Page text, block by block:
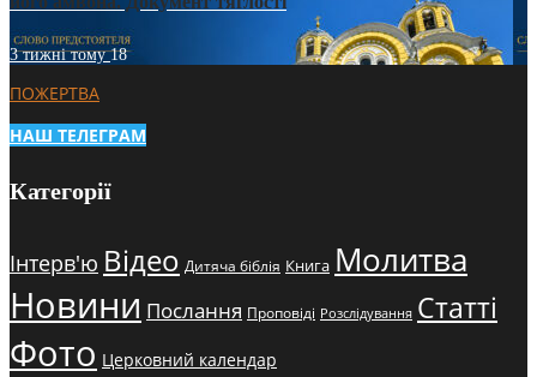
3 тижні тому18
ПОЖЕРТВА
НАШ ТЕЛЕГРАМ
Категорії
Інтерв'ю Відео Дитяча біблія Книга Молитва
Новини Послання Проповіді Розслідування Статті
Фото Церковний календар